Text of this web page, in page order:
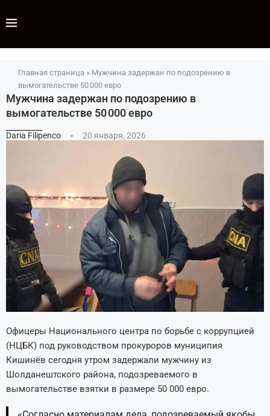
Главная страница » Мужчина задержан по подозрению в
вымогательстве 50 000 евро
Мужчина задержан по подозрению в
вымогательстве 50 000 евро
Daria Filipenco 20 января, 2026
Офицеры Национального центра по борьбе с коррупцией
(НЦБК) под руководством прокуроров муниципия
Кишинёв сегодня утром задержали мужчину из
Шолданештского района, подозреваемого в
вымогательстве взятки в размере 50 000 евро.